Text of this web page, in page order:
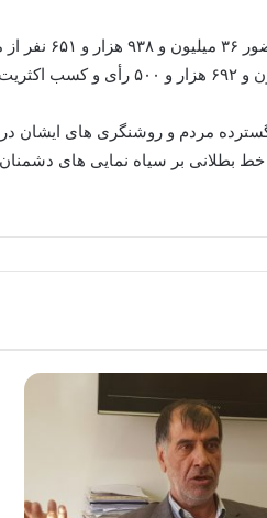
شرایط رأی دادن و مشارکت حدود ۷۳ درصدی خبر داد و
گسترده مردم و روشنگری های